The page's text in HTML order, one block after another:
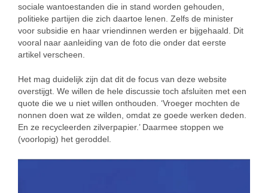
sociale wantoestanden die in stand worden gehouden,
politieke partijen die zich daartoe lenen. Zelfs de minister
voor subsidie en haar vriendinnen werden er bijgehaald. Dit
vooral naar aanleiding van de foto die onder dat eerste
artikel verscheen.
Het mag duidelijk zijn dat dit de focus van deze website
overstijgt. We willen de hele discussie toch afsluiten met een
quote die we u niet willen onthouden. ‘Vroeger mochten de
nonnen doen wat ze wilden, omdat ze goede werken deden.
En ze recycleerden zilverpapier.’ Daarmee stoppen we
(voorlopig) het geroddel.